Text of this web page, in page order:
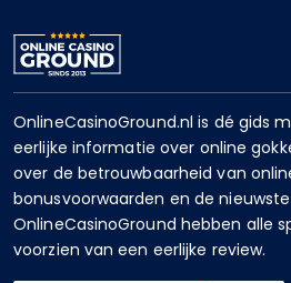
OnlineCasinoGround.nl is dé gids
eerlijke informatie over online
over de betrouwbaarheid van
bonusvoorwaarden en de
OnlineCasinoGround hebben alle
voorzien van een eerlijke review.